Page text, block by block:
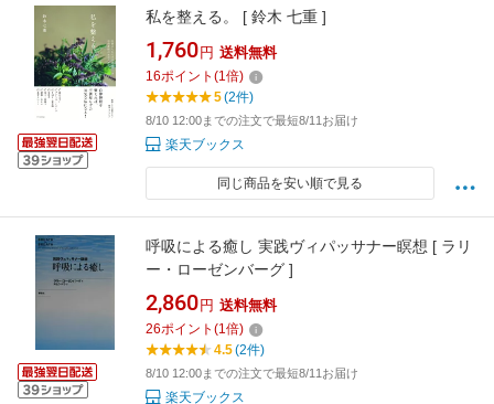
私を整える。 [ 鈴木 七重 ]
1,760 円 送料無料
16ポイント (1倍)
5(2件)
8/10 12:00までの注文で最短8/11お届け
楽天ブックス
同じ商品を安い順で見る
呼吸による癒し 実践ヴィパッサナー瞑想 [ ラリ
ー・ローゼンバーグ ]
2,860 円 送料無料
26ポイント (1倍)
4.5(2件)
8/10 12:00までの注文で最短8/11お届け
楽天ブックス